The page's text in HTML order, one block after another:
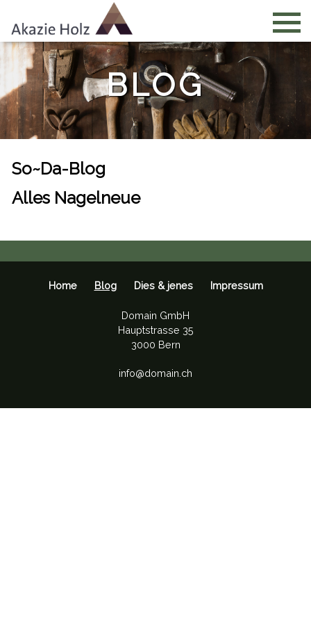
BLOG
So~Da-Blog
Alles Nagelneue
Home Blog Dies & jenes Impressum
Domain GmbH
Hauptstrasse 35
3000 Bern
info@domain.ch